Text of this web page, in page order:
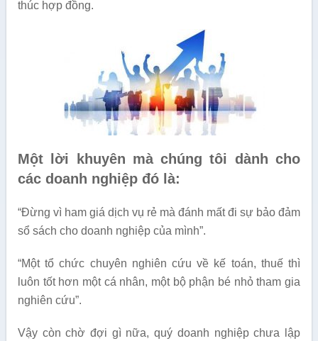
thúc hợp đồng.
Một lời khuyên mà chúng tôi dành cho
các doanh nghiệp đó là:
“Đừng vì ham giá dịch vụ rẻ mà đánh mất đi sự bảo đảm
sổ sách cho doanh nghiệp của mình”.
“Một tổ chức chuyên nghiên cứu về kế toán, thuế thì
luôn tốt hơn một cá nhân, một bộ phận bé nhỏ tham gia
nghiên cứu”.
Vậy còn chờ đợi gì nữa, quý doanh nghiệp chưa lập